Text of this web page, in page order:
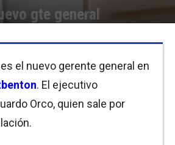
gte general
es el nuevo gerente general en
. El ejecutivo
Orco, quien sale por